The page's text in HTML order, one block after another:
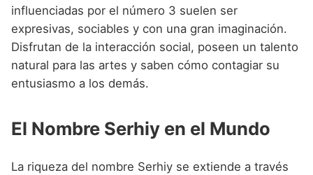
influenciadas por el número 3 suelen ser
expresivas, sociables y con una gran imaginación.
Disfrutan de la interacción social, poseen un talento
natural para las artes y saben cómo contagiar su
entusiasmo a los demás.
El Nombre Serhiy en el Mundo
La riqueza del nombre Serhiy se extiende a través